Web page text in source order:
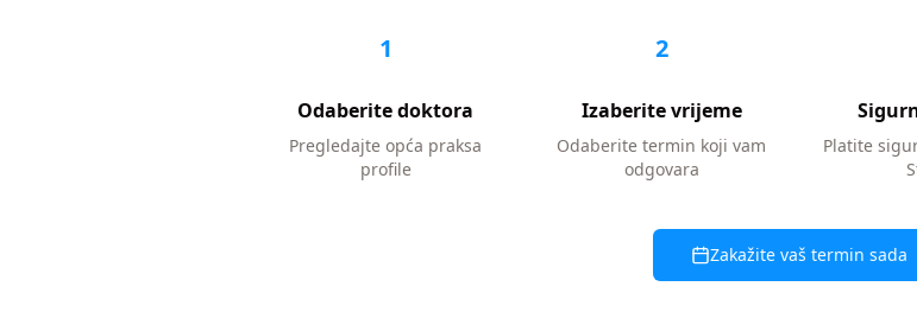
1
Odaberite doktora
Pregledajte opća praksa
profile
2
Izaberite vrijeme
Odaberite termin koji vam
odgovara
Platite
Zakažite vaš termin sada